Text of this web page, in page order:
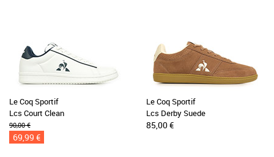
Le Coq Sportif
Lcs Court Clean
90,00 €
69,99 €
Le Coq Sportif
Lcs Derby Suede
85,00 €